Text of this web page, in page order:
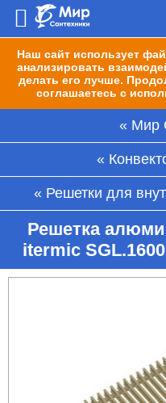
Наш сайт использует
анализировать
делать его лучше.
соглашаетесь с
Мир
Решетки для
Решетка
itermic